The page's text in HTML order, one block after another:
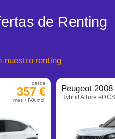
de Renting
nuestro renting
desde
357 €
mes / IVA incl.
Peugeot 2008
Hybrid Allure